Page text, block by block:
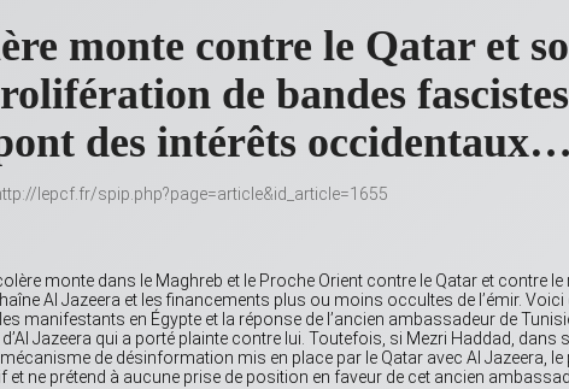
monte contre le Qatar et
de bandes
des intérêts occidentaux…
lepcf.fr/spip.php?page=article&id_article=1655
monte dans le Maghreb et le Proche Orient contre le Qatar et contre le
Al Jazeera et les financements plus ou moins occultes de l’émir.
manifestants en Égypte et la réponse de l’ancien ambassadeur de
Jazeera qui a porté plainte contre lui. Toutefois, si Mezri Haddad, dans
de désinformation mis en place par le Qatar avec Al Jazeera, le
ne prétend à aucune prise de position en faveur de cet ancien